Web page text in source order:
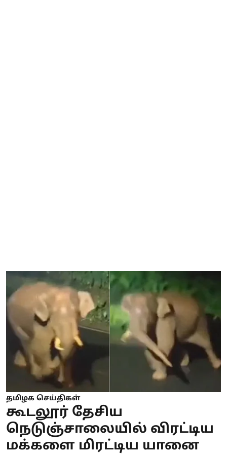
தமிழக செய்திகள்
கூடலூர் தேசிய
நெடுஞ்சாலையில் விரட்டிய
மக்களை மிரட்டிய யானை